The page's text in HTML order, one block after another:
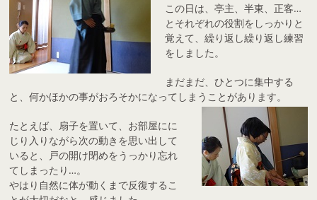
この日は、亭主、半東、正客…
とそれぞれの役割をしっかりと
覚えて、繰り返し繰り返し練習
をしました。
まだまだ、ひとつに集中する
と、何かほかの事がおろそかになってしまうことがあります。
たとえば、扇子を置いて、お部屋にに
じり入りながら次の動きを思い出して
いると、戸の開け閉めをうっかり忘れ
てしまったり…。
やはり自然に体が動くまで反復するこ